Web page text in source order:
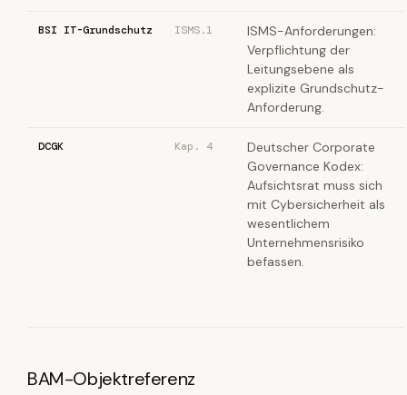
BSI IT-Grundschutz ISMS.1
ISMS-Anforderungen:
Verpflichtung der
Leitungsebene als
explizite Grundschutz-
Anforderung.
DCGK Kap. 4
Deutscher Corporate
Governance Kodex:
Aufsichtsrat muss sich
mit Cybersicherheit als
wesentlichem
Unternehmensrisiko
befassen.
BAM-Objektreferenz